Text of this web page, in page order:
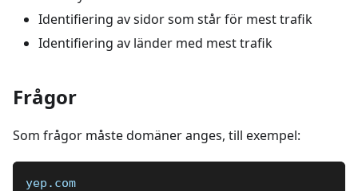
Identifiering av sidor som står för mest trafik
Identifiering av länder med mest trafik
Frågor
Som frågor måste domäner anges, till exempel:
yep.com